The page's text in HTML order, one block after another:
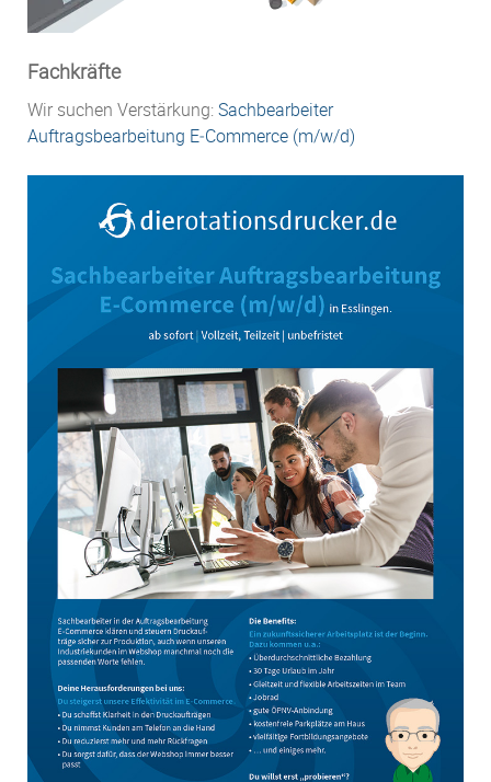
Fachkräfte
Wir suchen Verstärkung:Sachbearbeiter
Auftragsbearbeitung E‑Commerce (m/w/d)